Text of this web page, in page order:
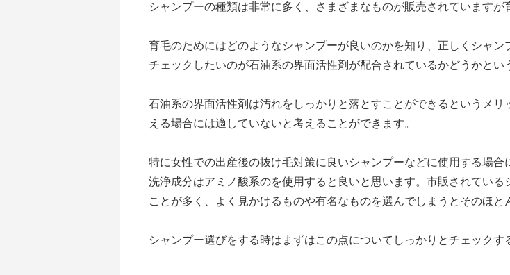
シャンプーの種類は非常に多く、さまざまなものが販売されていますが
育毛のためにはどのようなシャンプーが良いのかを知り、正しくシャ
チェックしたいのが石油系の界面活性剤が配合されているかどうかとい
石油系の界面活性剤は汚れをしっかりと落とすことができるというメ
える場合には適していないと考えることができます。
特に女性での出産後の抜け毛対策に良いシャンプーなどに使用する場合
洗浄成分はアミノ酸系のを使用すると良いと思います。市販されてい
ことが多く、よく見かけるものや有名なものを選んでしまうとそのほと
シャンプー選びをする時はまずはこの点についてしっかりとチェックす